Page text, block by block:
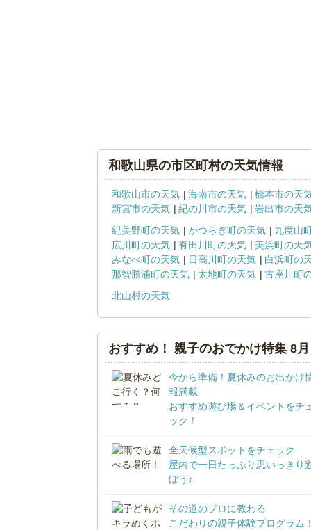
和歌山県の市区町村の天気情報
和歌山市の天気 海南市の天気
橋本市の天
新宮市の天気
紀の川市の天気
岩出市の天
紀美野町の天気
かつらぎ町の天気
九度山
広川町の天気
有田川町の天気
美浜町の天
みなべ町の天気
日高川町の天気
白浜町の
那智勝浦町の天気
太地町の天気
古座川町
北山村の天気
おすすめ！ 親子のおでかけ特集 8月
今から準備！夏休みのお出かけ
報満載
おすすめ遊び場＆イベントをチ
ック！
全天候型スポットをチェック
屋内で一日たっぷり思いっきり
ぼう♪
その道のプロに教わる
こだわりの親子体験プログラム